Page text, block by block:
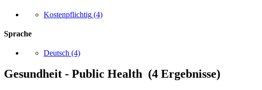
Kostenpflichtig (4)
Sprache
Deutsch (4)
Gesundheit - Public Health (4 Ergebnisse)